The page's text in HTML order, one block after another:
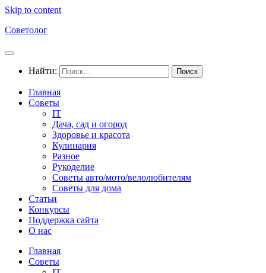
Skip to content
Советолог
Найти:
Главная
Советы
IT
Дача, сад и огород
Здоровье и красота
Кулинария
Разное
Рукоделие
Советы авто/мото/велолюбителям
Советы для дома
Статьи
Конкурсы
Поддержка сайта
О нас
Главная
Советы